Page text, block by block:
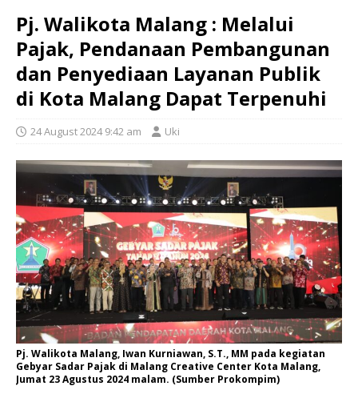
Pj. Walikota Malang : Melalui
Pajak, Pendanaan Pembangunan
dan Penyediaan Layanan Publik
di Kota Malang Dapat Terpenuhi
24 August 2024 9:42 am Uki
Pj. Walikota Malang, Iwan Kurniawan, S.T., MM pada kegiatan
Gebyar Sadar Pajak di Malang Creative Center Kota Malang,
Jumat 23 Agustus 2024 malam. (Sumber Prokompim)